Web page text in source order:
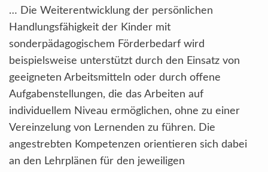
… Die Weiterentwicklung der persönlichen
Handlungsfähigkeit der Kinder mit
sonderpädagogischem Förderbedarf wird
beispielsweise unterstützt durch den Einsatz von
geeigneten Arbeitsmitteln oder durch offene
Aufgabenstellungen, die das Arbeiten auf
individuellem Niveau ermöglichen, ohne zu einer
Vereinzelung von Lernenden zu führen. Die
angestrebten Kompetenzen orientieren sich dabei
an den Lehrplänen für den jeweiligen